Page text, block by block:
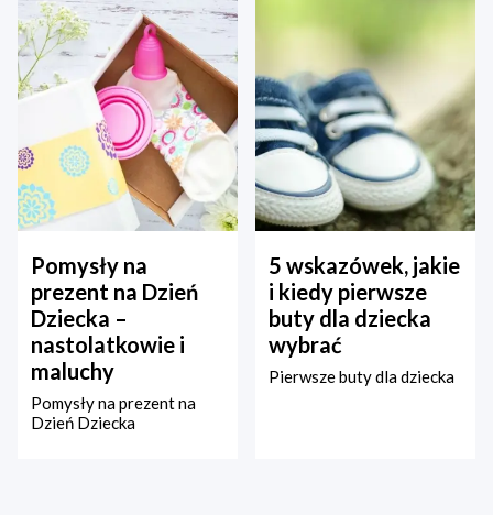
Pomysły na
prezent na Dzień
Dziecka –
nastolatkowie i
maluchy
Pomysły na prezent na
Dzień Dziecka
5 wskazówek, jakie
i kiedy pierwsze
buty dla dziecka
wybrać
Pierwsze buty dla dziecka